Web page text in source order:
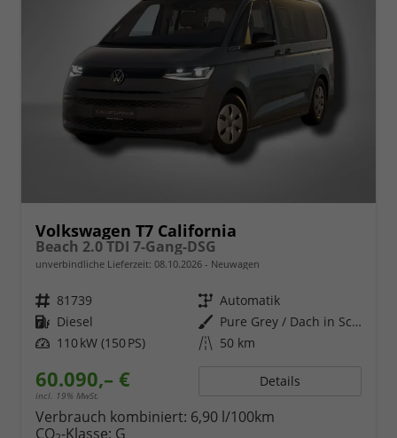
Volkswagen T7 California
Beach 2.0 TDI 7-Gang-DSG
unverbindliche Lieferzeit: 08.10.2026 Neuwagen
Fahrzeugnr. 81739 Getriebe Automatik
Kraftstoff Diesel Außenfarbe
Pure Grey / Dach in Schwarz
Leistung 110 kW (150 PS) Kilometerstand 50 km
60.090,– €
incl. 19% MwSt.
Details
Verbrauch kombiniert: 6,90 l/100km
CO -Klasse: G